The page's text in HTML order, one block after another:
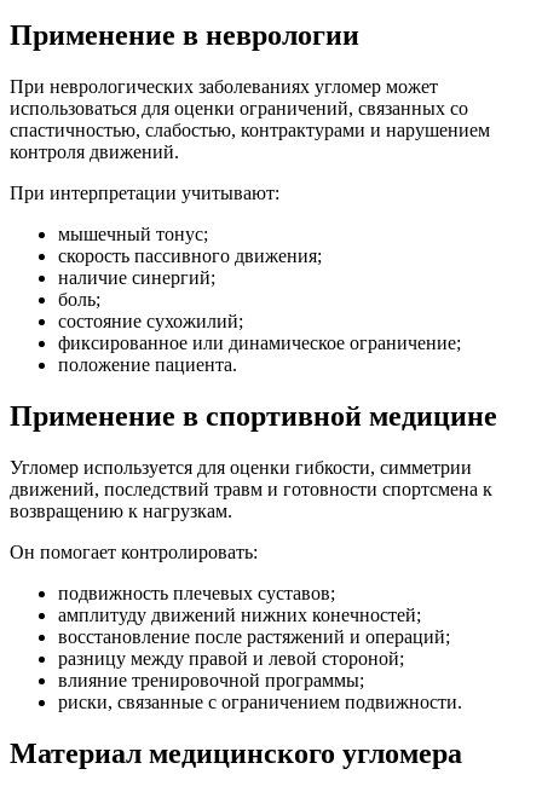
Применение в неврологии
При неврологических заболеваниях угломер может
использоваться для оценки ограничений, связанных со
спастичностью, слабостью, контрактурами и нарушением
контроля движений.
При интерпретации учитывают:
мышечный тонус;
скорость пассивного движения;
наличие синергий;
боль;
состояние сухожилий;
фиксированное или динамическое ограничение;
положение пациента.
Применение в спортивной медицине
Угломер используется для оценки гибкости, симметрии
движений, последствий травм и готовности спортсмена к
возвращению к нагрузкам.
Он помогает контролировать:
подвижность плечевых суставов;
амплитуду движений нижних конечностей;
восстановление после растяжений и операций;
разницу между правой и левой стороной;
влияние тренировочной программы;
риски, связанные с ограничением подвижности.
Материал медицинского угломера